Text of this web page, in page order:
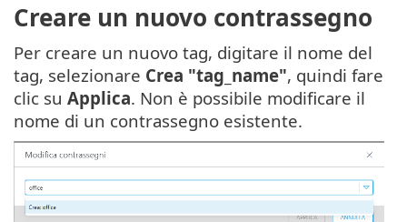
Creare un nuovo contrassegno
Per creare un nuovo tag, digitare il nome del
tag, selezionare Crea "tag_name", quindi fare
clic su Applica. Non è possibile modificare il
nome di un contrassegno esistente.